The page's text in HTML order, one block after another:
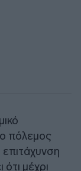
πόλεμος
μέχρι